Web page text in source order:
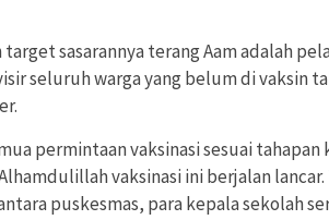
target sasarannya terang Aam adalah
seluruh warga yang belum di vaksin
permintaan vaksinasi sesuai tahapan
vaksinasi ini berjalan
puskesmas, para kepala sekolah